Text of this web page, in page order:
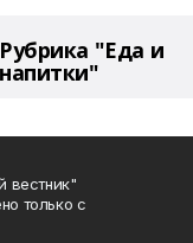
Рубрика "Еда и
напитки"
вестник"
только с